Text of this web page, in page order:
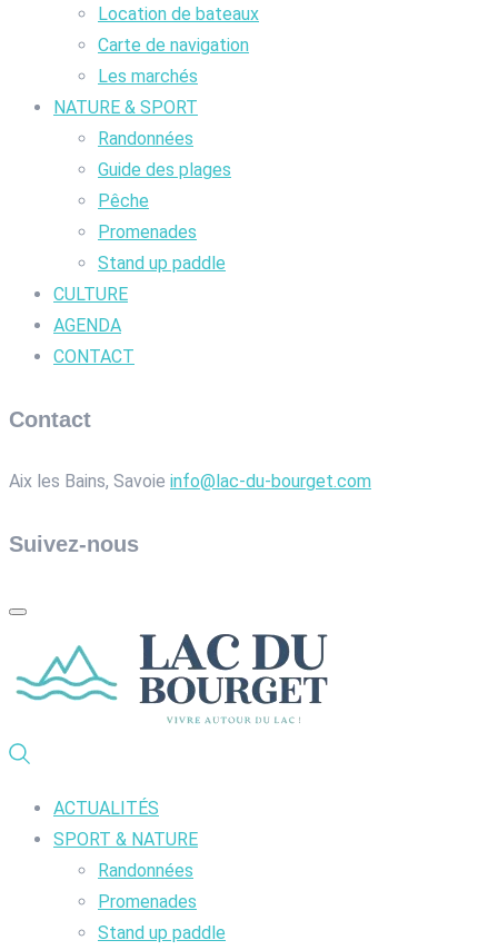
Location de bateaux
Carte de navigation
Les marchés
NATURE & SPORT
Randonnées
Guide des plages
Pêche
Promenades
Stand up paddle
CULTURE
AGENDA
CONTACT
Contact
Aix les Bains, Savoie info@lac-du-bourget.com
Suivez-nous
ACTUALITÉS
SPORT & NATURE
Randonnées
Promenades
Stand up paddle